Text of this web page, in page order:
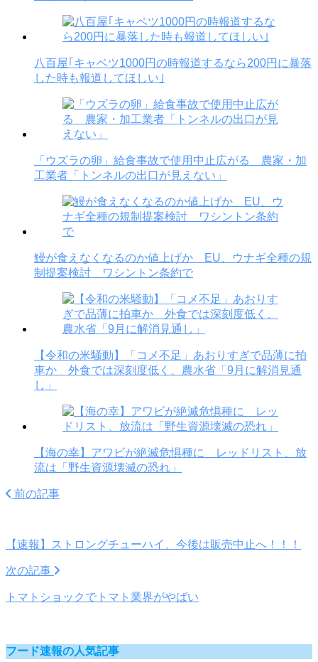
八百屋｢キャベツ1000円の時報道するなら200円に暴落
した時も報道してほしい｣
「ウズラの卵」給食事故で使用中止広がる 農家・加
工業者「トンネルの出口が見えない」
鰻が食えなくなるのか値上げか EU、ウナギ全種の規
制提案検討 ワシントン条約で
【令和の米騒動】「コメ不足」あおりすぎで品薄に拍
車か 外食では深刻度低く、農水省「9月に解消見通
し」
【海の幸】アワビが絶滅危惧種に レッドリスト、放
流は「野生資源壊滅の恐れ」
前の記事
【速報】ストロングチューハイ、今後は販売中止へ！！！
次の記事
トマトショックでトマト業界がやばい
フード速報の人気記事